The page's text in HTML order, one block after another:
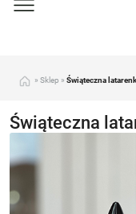
» Sklep » Świąteczna
Świąteczna